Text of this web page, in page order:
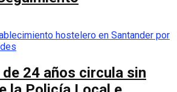
24 años circula sin